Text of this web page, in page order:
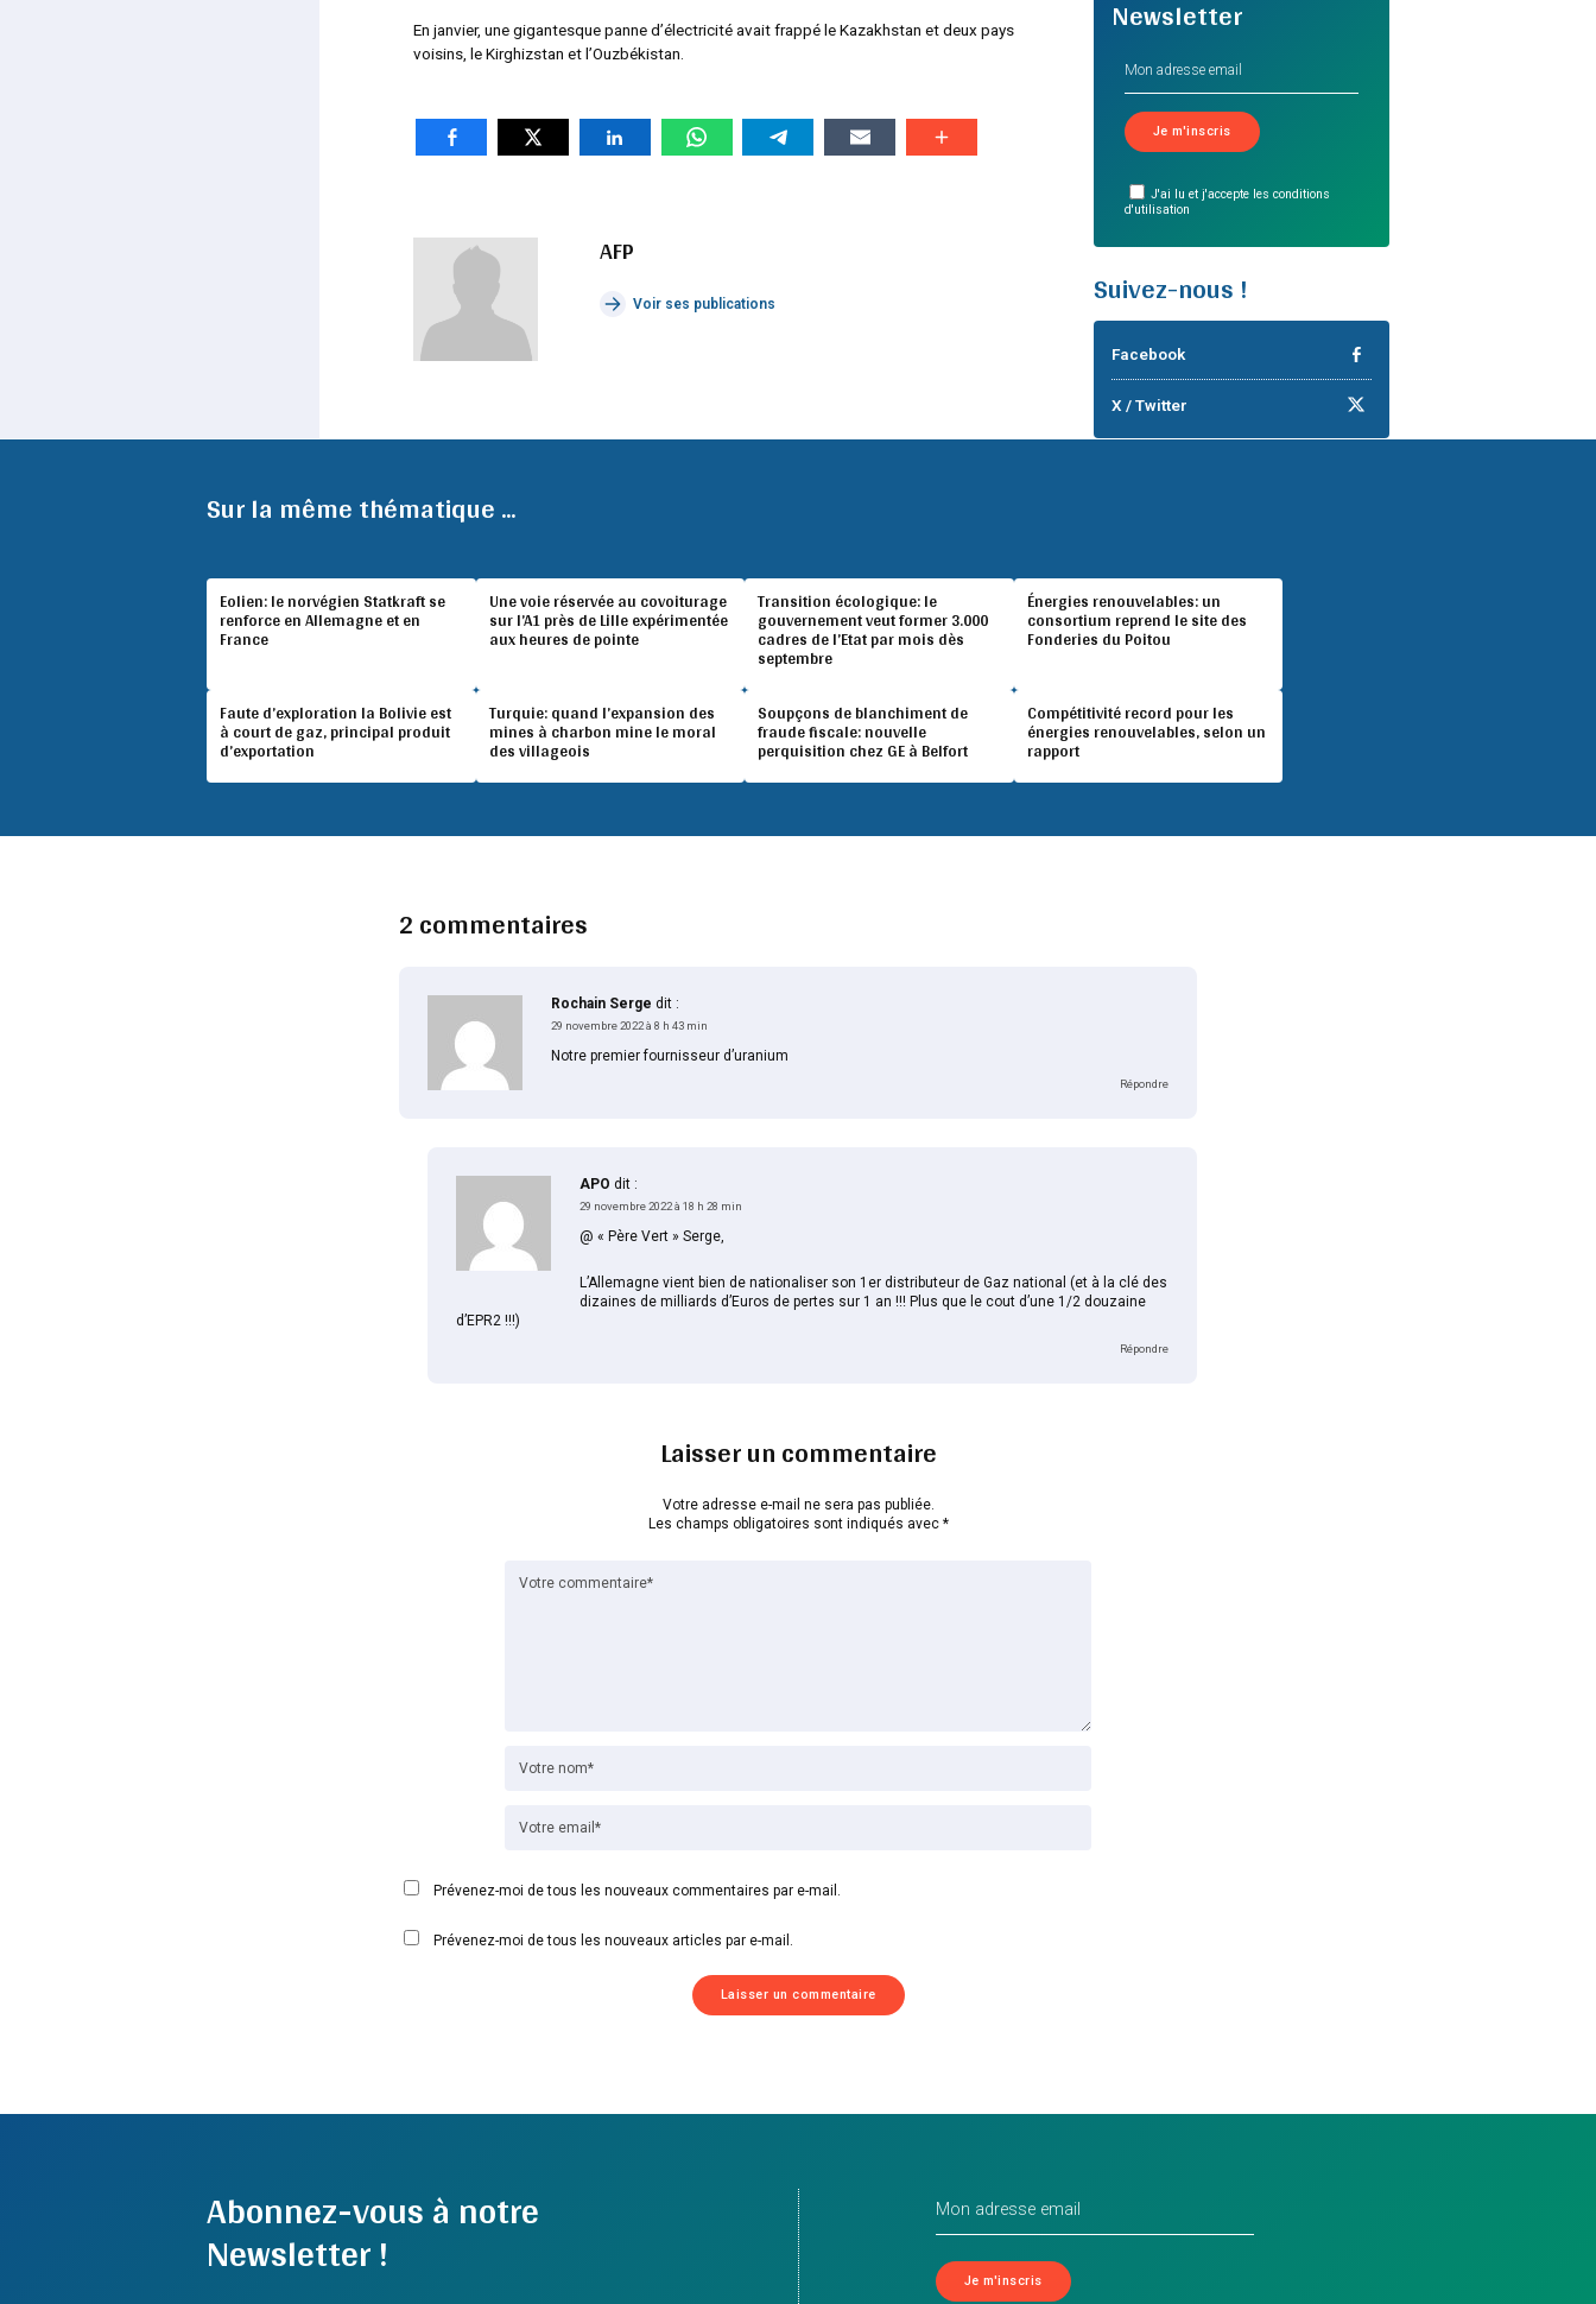
En janvier, une gigantesque panne d’électricité avait frappé le Kazakhstan et deux pays
voisins, le Kirghizstan et l’Ouzbékistan.
AFP
Voir ses publications
Newsletter
J'ai lu et j'accepte les conditions
d'utilisation
Suivez-nous !
Facebook
X / Twitter
Sur la même thématique ...
Eolien: le norvégien Statkraft se
renforce en Allemagne et en
France
Une voie réservée au covoiturage
sur l’A1 près de Lille expérimentée
aux heures de pointe
Transition écologique: le
gouvernement veut former 3.000
cadres de l’Etat par mois dès
septembre
Énergies renouvelables: un
consortium reprend le site des
Fonderies du Poitou
Faute d’exploration la Bolivie est
à court de gaz, principal produit
d’exportation
Turquie: quand l’expansion des
mines à charbon mine le moral
des villageois
Soupçons de blanchiment de
fraude fiscale: nouvelle
perquisition chez GE à Belfort
Compétitivité record pour les
énergies renouvelables, selon un
rapport
2 commentaires
Rochain Serge dit :
29 novembre 2022 à 8 h 43 min
Notre premier fournisseur d’uranium
Répondre
APO dit :
29 novembre 2022 à 18 h 28 min
@ « Père Vert » Serge,
L’Allemagne vient bien de nationaliser son 1er distributeur de Gaz national (et à la clé des
dizaines de milliards d’Euros de pertes sur 1 an !!! Plus que le cout d’une 1/2 douzaine
d’EPR2 !!!)
Répondre
Laisser un commentaire
Votre adresse e-mail ne sera pas publiée.
Les champs obligatoires sont indiqués avec *
Prévenez-moi de tous les nouveaux commentaires par e-mail.
Prévenez-moi de tous les nouveaux articles par e-mail.
Abonnez-vous à notre
Newsletter !